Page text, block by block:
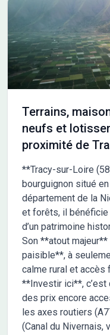
Terrains,
neufs et
proximité de
**Tracy-sur-Loire
bourguignon situé
département de la
et forêts, il bénéficie
d’un patrimoine
Son **atout
paisible**, à
calme rural et accès
**Investir ici**, c’est
des prix encore
les axes routiers
(Canal du Nivernais,